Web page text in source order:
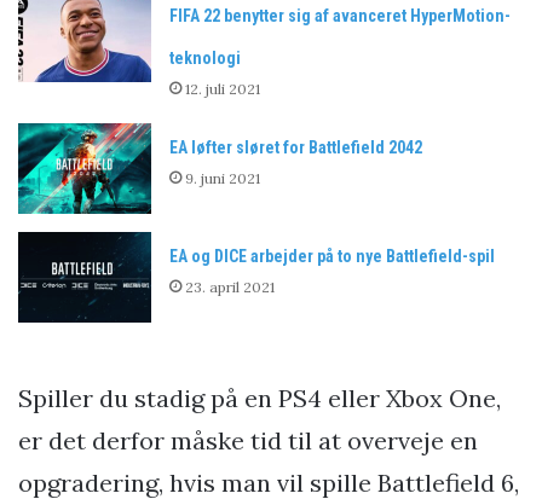
FIFA 22 benytter sig af avanceret HyperMotion-
teknologi
12. juli 2021
EA løfter sløret for Battlefield 2042
9. juni 2021
EA og DICE arbejder på to nye Battlefield-spil
23. april 2021
Spiller du stadig på en PS4 eller Xbox One,
er det derfor måske tid til at overveje en
opgradering, hvis man vil spille Battlefield 6,